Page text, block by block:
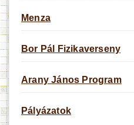
Menza
Bor Pál Fizikaverseny
Arany János Program
Pályázatok